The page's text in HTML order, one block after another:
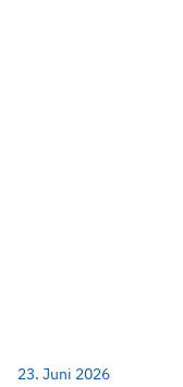
23. Juni 2026